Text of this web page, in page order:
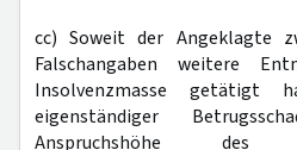
cc) Soweit der Angeklagte
Falschangaben weitere
Insolvenzmasse getätigt
eigenständiger
Anspruchshöhe des